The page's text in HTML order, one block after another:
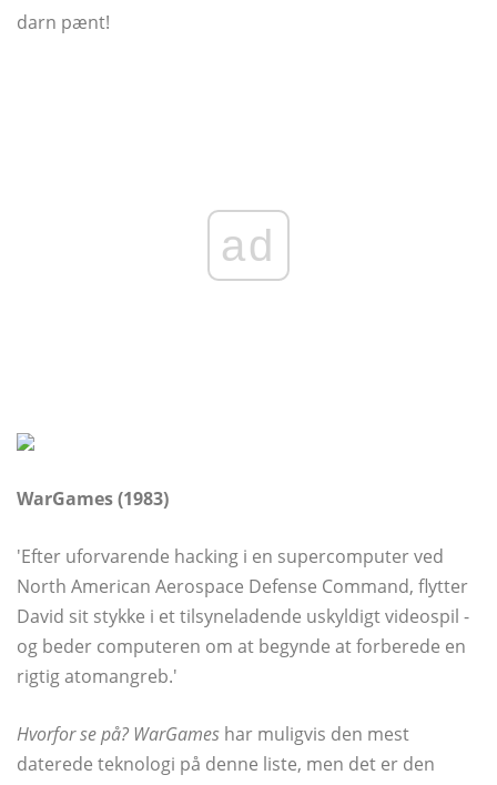
darn pænt!
ad
WarGames (1983)
'Efter uforvarende hacking i en supercomputer ved
North American Aerospace Defense Command, flytter
David sit stykke i et tilsyneladende uskyldigt videospil -
og beder computeren om at begynde at forberede en
rigtig atomangreb.'
Hvorfor se på? WarGames har muligvis den mest
daterede teknologi på denne liste, men det er den